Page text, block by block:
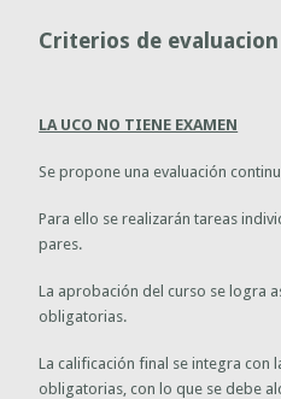
Criterios de evaluacion
LA UCO NO TIENE EXAMEN
Se propone una evaluación
Para ello se realizarán tareas
pares.
La aprobación del curso se logra
obligatorias.
La calificación final se integra con
obligatorias, con lo que se debe